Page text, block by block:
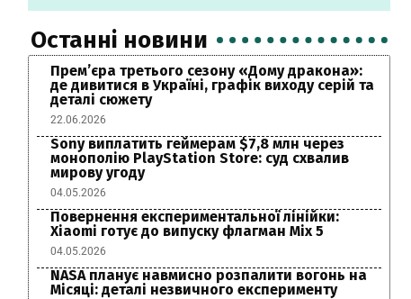
Останні новини
Прем’єра третього сезону «Дому дракона»:
де дивитися в Україні, графік виходу серій та
деталі сюжету
22.06.2026
Sony виплатить геймерам $7,8 млн через
монополію PlayStation Store: суд схвалив
мирову угоду
04.05.2026
Повернення експериментальної лінійки:
Xiaomi готує до випуску флагман Mix 5
04.05.2026
NASA планує навмисно розпалити вогонь на
Місяці: деталі незвичного експерименту